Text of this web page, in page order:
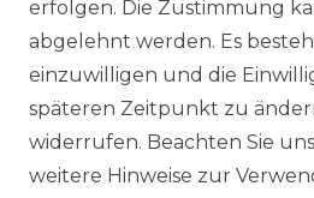
NEXA 2000
10 kW
8 kWp
15
20
25 kWp
30
ÜBER
erfolgen. Die Zustimmung
abgelehnt werden. Es
einzuwilligen und die
späteren Zeitpunkt zu
widerrufen. Beachten Sie
weitere Hinweise zur